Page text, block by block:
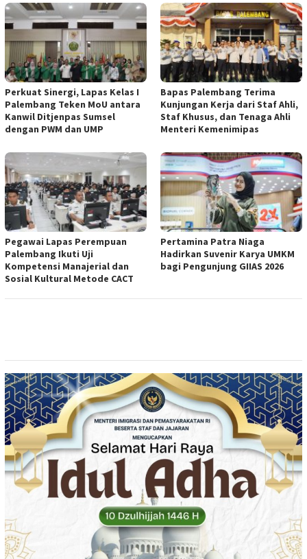
Perkuat Sinergi, Lapas Kelas I
Palembang Teken MoU antara
Kanwil Ditjenpas Sumsel
dengan PWM dan UMP
Bapas Palembang Terima
Kunjungan Kerja dari Staf Ahli,
Staf Khusus, dan Tenaga Ahli
Menteri Kemenimipas
Pegawai Lapas Perempuan
Palembang Ikuti Uji
Kompetensi Manajerial dan
Sosial Kultural Metode CACT
Pertamina Patra Niaga
Hadirkan Suvenir Karya UMKM
bagi Pengunjung GIIAS 2026